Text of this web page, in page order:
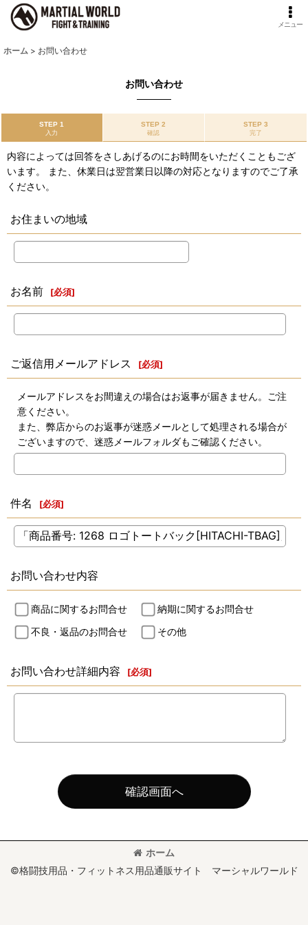
メニュー
ホーム > お問い合わせ
お問い合わせ
STEP 1
入力
STEP 2
確認
STEP 3
完了
内容によっては回答をさしあげるのにお時間をいただくこともござ
います。 また、休業日は翌営業日以降の対応となりますのでご了承
ください。
お住まいの地域
お名前 [必須]
ご返信用メールアドレス [必須]
メールアドレスをお間違えの場合はお返事が届きません。ご注
意ください。
また、弊店からのお返事が迷惑メールとして処理される場合が
ございますので、迷惑メールフォルダもご確認ください。
件名 [必須]
お問い合わせ内容
商品に関するお問合せ
納期に関するお問合せ
不良・返品のお問合せ
その他
お問い合わせ詳細内容 [必須]
確認画面へ
ホーム
©格闘技用品・フィットネス用品通販サイト マーシャルワールド